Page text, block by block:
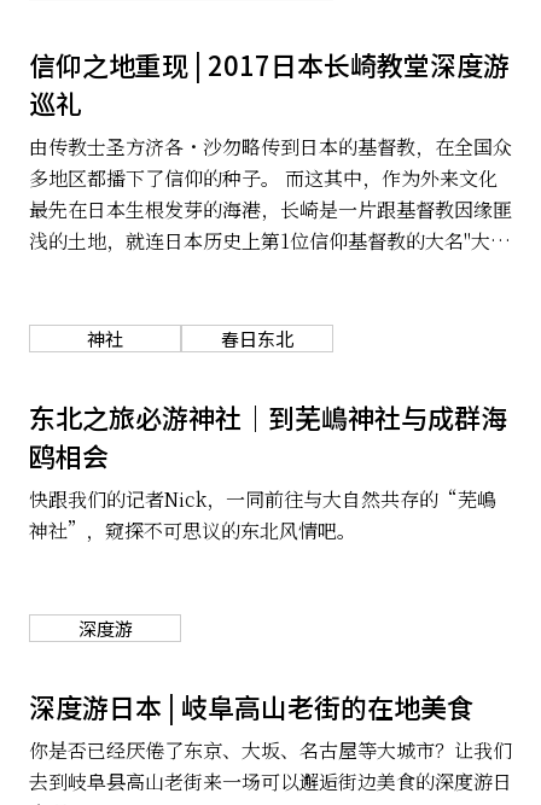
信仰之地重现 | 2017日本长崎教堂深度游
巡礼
由传教士圣方济各・沙勿略传到日本的基督教，在全国众
多地区都播下了信仰的种子。 而这其中，作为外来文化
最先在日本生根发芽的海港，长崎是一片跟基督教因缘匪
浅的土地，就连日本历史上第1位信仰基督教的大名"大村
多信徒前来膜拜。 长崎的历史背景与建筑之美都备受关
神社 春日东北
东北之旅必游神社｜到芜嶋神社与成群海
鸥相会
快跟我们的记者Nick，一同前往与大自然共存的“芜嶋
神社”，窥探不可思议的东北风情吧。
深度游
深度游日本 | 岐阜高山老街的在地美食
你是否已经厌倦了东京、大坂、名古屋等大城市？让我们
去到岐阜县高山老街来一场可以邂逅街边美食的深度游日